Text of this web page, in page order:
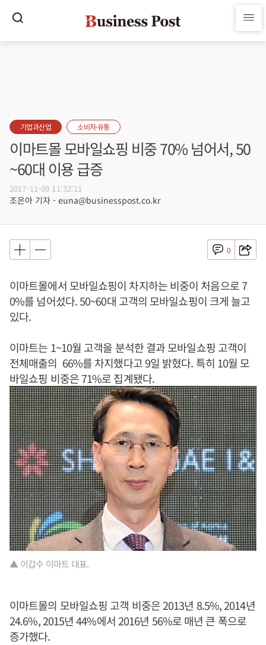
기업과산업 소비자·유통
이마트몰 모바일쇼핑 비중 70% 넘어서, 50
~60대 이용 급증
2017-11-09 11:32:11
조은아 기자 - euna@businesspost.co.kr
0
이마트몰에서 모바일쇼핑이 차지하는 비중이 처음으로 7
0%를 넘어섰다. 50~60대 고객의 모바일쇼핑이 크게 늘고
있다.
이마트는 1~10월 고객을 분석한 결과 모바일쇼핑 고객이
전체매출의 66%를 차지했다고 9일 밝혔다. 특히 10월 모
바일쇼핑 비중은 71%로 집계됐다.
▲ 이갑수 이마트 대표.
이마트몰의 모바일쇼핑 고객 비중은 2013년 8.5%, 2014년
24.6%, 2015년 44%에서 2016년 56%로 매년 큰 폭으로
증가했다.